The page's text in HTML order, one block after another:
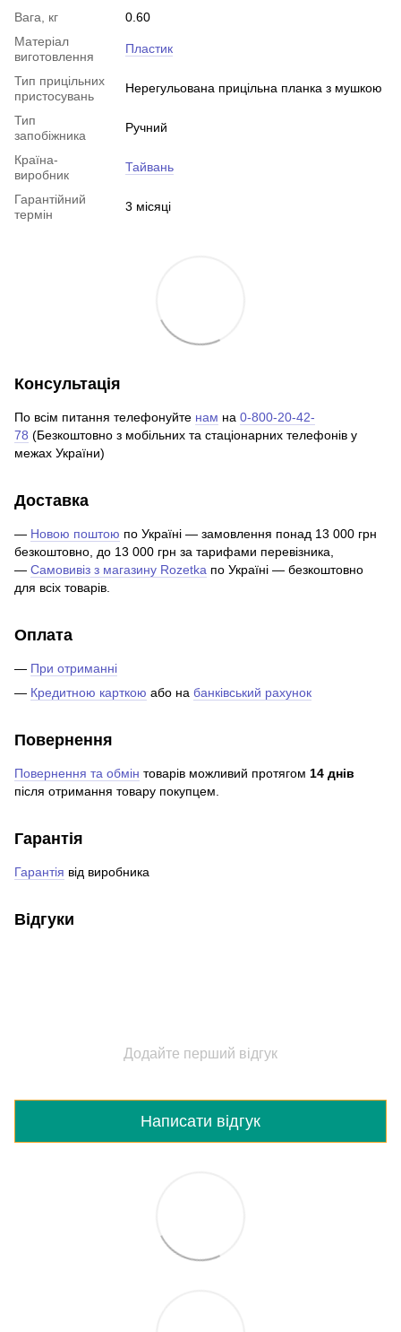
Вага, кг
0.60
Матеріал
виготовлення
Пластик
Тип прицільних
пристосувань
Нерегульована прицільна планка з мушкою
Тип
запобіжника
Ручний
Країна-
виробник
Тайвань
Гарантійний
термін
3 місяці
Консультація
По всім питання телефонуйте нам на 0-800-20-42-
78 (Безкоштовно з мобільних та стаціонарних телефонів у
межах України)
Доставка
— Новою поштою по Україні — замовлення понад 13 000 грн
безкоштовно, до 13 000 грн за тарифами перевізника,
— Самовивіз з магазину Rozetka по Україні — безкоштовно
для всіх товарів.
Оплата
— При отриманні
— Кредитною карткою або на банківський рахунок
Повернення
Повернення та обмін товарів можливий протягом 14 днів
після отримання товару покупцем.
Гарантія
Гарантія від виробника
Відгуки
Додайте перший відгук
Написати відгук